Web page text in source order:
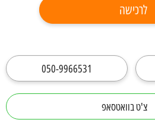
לרכישה
050-9966531
צ'ט בוואטסאפ